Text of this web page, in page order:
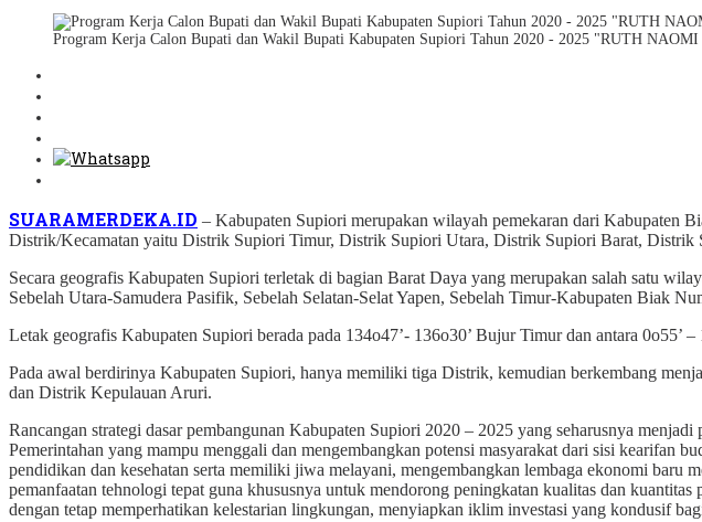
Program Kerja Calon Bupati dan Wakil Bupati Kabupaten Supiori Tahun 2020 - 2025 "RUTH
SUARAMERDEKA.ID – Kabupaten Supiori merupakan wilayah pemekaran dari Kabupaten
Distrik/Kecamatan yaitu Distrik Supiori Timur, Distrik Supiori Utara, Distrik Supiori Barat, Distrik
Secara geografis Kabupaten Supiori terletak di bagian Barat Daya yang merupakan salah satu
Sebelah Utara-Samudera Pasifik, Sebelah Selatan-Selat Yapen, Sebelah Timur-Kabupaten Biak
Letak geografis Kabupaten Supiori berada pada 134o47’- 136o30’ Bujur Timur dan antara 0o55’ –
Pada awal berdirinya Kabupaten Supiori, hanya memiliki tiga Distrik, kemudian berkembang
dan Distrik Kepulauan Aruri.
Rancangan strategi dasar pembangunan Kabupaten Supiori 2020 – 2025 yang seharusnya
Pemerintahan yang mampu menggali dan mengembangkan potensi masyarakat dari sisi kearifan
pendidikan dan kesehatan serta memiliki jiwa melayani, mengembangkan lembaga ekonomi baru
pemanfaatan tehnologi tepat guna khususnya untuk mendorong peningkatan kualitas dan
dengan tetap memperhatikan kelestarian lingkungan, menyiapkan iklim investasi yang kondusif